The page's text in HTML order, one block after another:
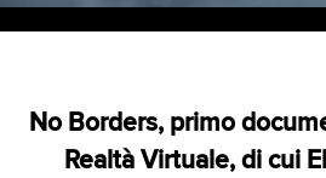
No Borders, primo
Realtà Virtuale, di cui